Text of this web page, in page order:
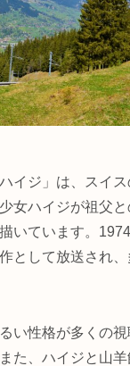
イジ」は、スイ
女ハイジが祖父
いています。
として放送され
い性格が多くの
た、ハイジと山